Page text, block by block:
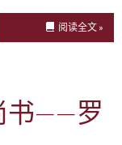
阅读全文 »
书——罗